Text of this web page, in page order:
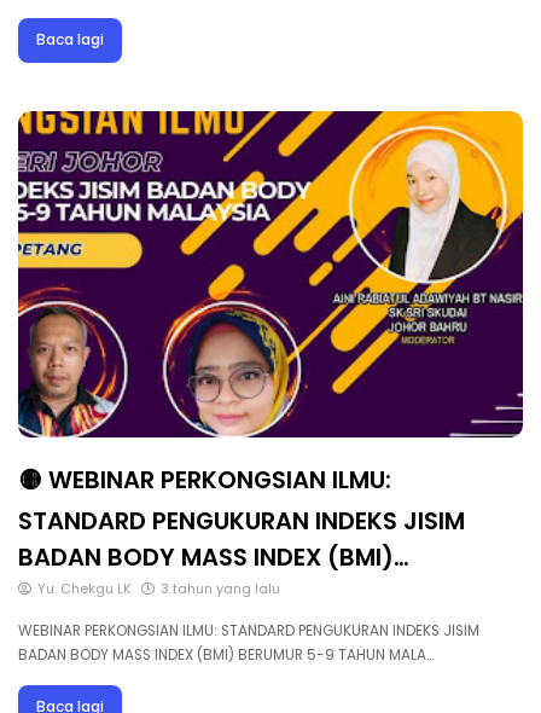
Baca lagi
🟡 WEBINAR PERKONGSIAN ILMU:
STANDARD PENGUKURAN INDEKS JISIM
BADAN BODY MASS INDEX (BMI)…
Yu. Chekgu LK 3 tahun yang lalu
WEBINAR PERKONGSIAN ILMU: STANDARD PENGUKURAN INDEKS JISIM
BADAN BODY MASS INDEX (BMI) BERUMUR 5-9 TAHUN MALA…
Baca lagi